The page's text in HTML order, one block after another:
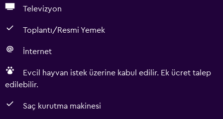
Televizyon
Toplantı/Resmi Yemek
İnternet
Evcil hayvan istek üzerine kabul edilir. Ek ücret talep
edilebilir.
Saç kurutma makinesi